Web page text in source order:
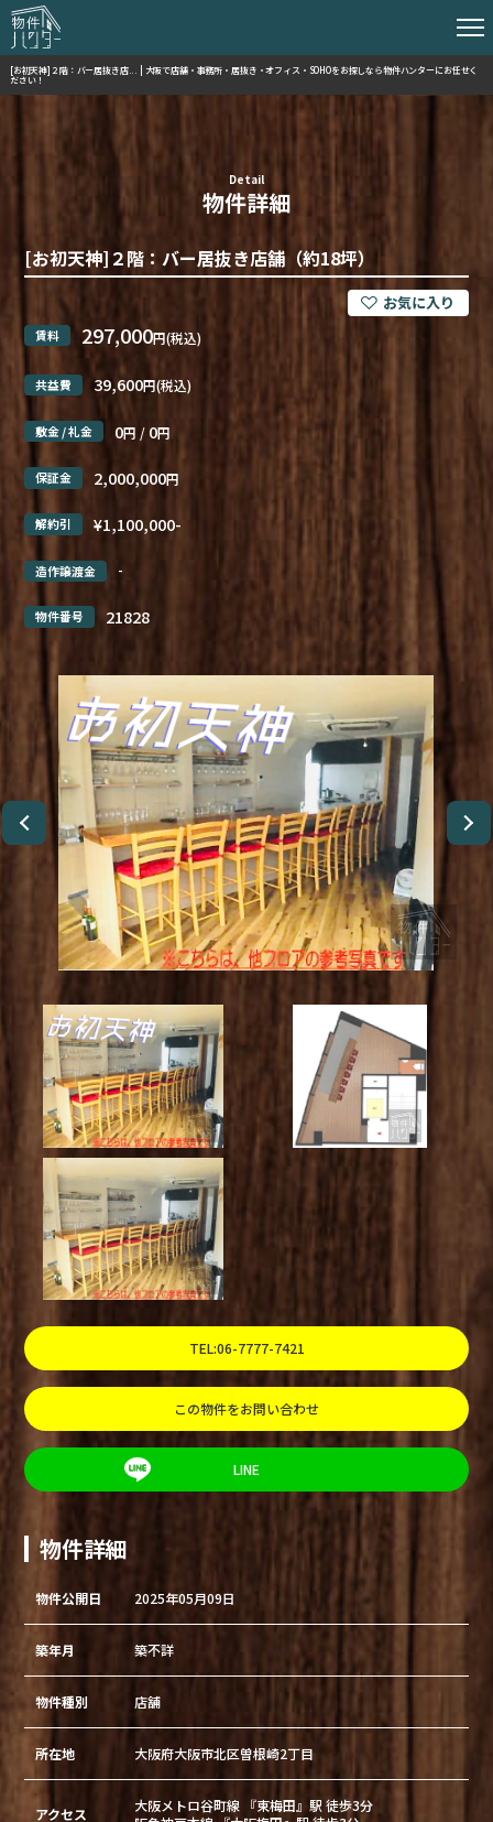
[お初天神]２階：バー居抜き店... | 大阪で店舗・事務所・居抜き・オフィス・SOHOをお探しなら物件ハンターにお任せく
ださい！
Detail
物件詳細
[お初天神]２階：バー居抜き店舗（約18坪）
賃料 297,000円(税込)
共益費 39,600円(税込)
敷金 / 礼金 0円 / 0円
保証金 2,000,000円
解約引 ¥1,100,000-
造作譲渡金 -
物件番号 21828
TEL:06-7777-7421
この物件をお問い合わせ
LINE
物件詳細
物件公開日 2025年05月09日
築年月 築不詳
物件種別 店舗
所在地 大阪府大阪市北区曽根崎2丁目
アクセス
大阪メトロ谷町線 『東梅田』駅 徒歩3分